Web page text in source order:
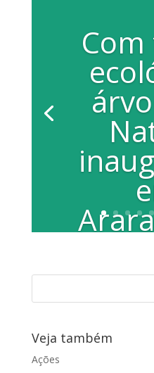
Veja também
Ações